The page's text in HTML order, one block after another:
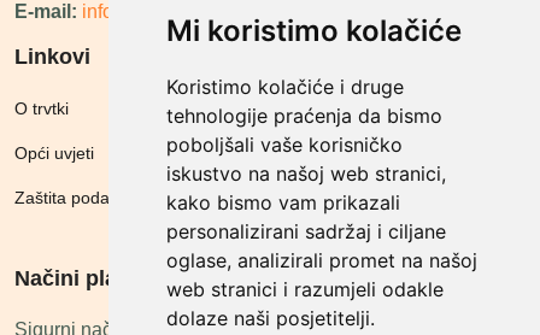
Mi koristimo kolačiće
Koristimo kolačiće i druge
tehnologije praćenja da bismo
poboljšali vaše korisničko
iskustvo na našoj web stranici,
kako bismo vam prikazali
personalizirani sadržaj i ciljane
oglase, analizirali promet na našoj
web stranici i razumjeli odakle
dolaze naši posjetitelji.
E-mail: info@megashop.hr
Linkovi
O trvtki
Opći uvjeti
Zaštita podataka
Načini plačanja
Sigurni načini plaćanja